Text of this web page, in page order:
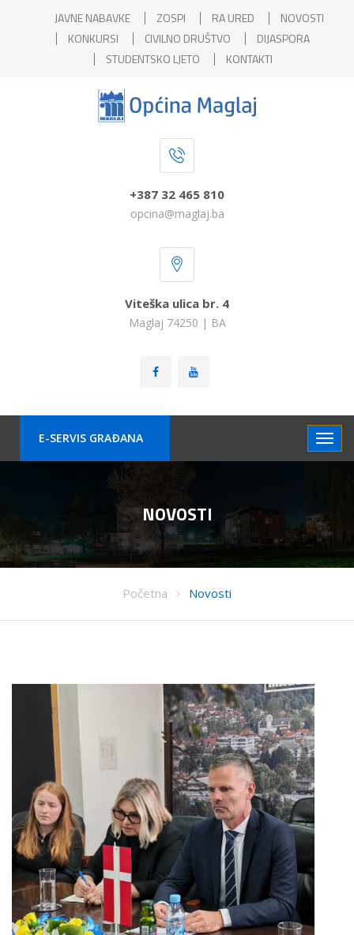
JAVNE NABAVKE ZOSPI RA URED
NOVOSTI
KONKURSI
CIVILNO DRUŠTVO
DIJASPORA
STUDENTSKO LJETO
KONTAKTI
+387 32 465 810
opcina@maglaj.ba
Viteška ulica br. 4
Maglaj 74250 | BA
E-SERVIS GRAÐANA
NOVOSTI
Početna Novosti